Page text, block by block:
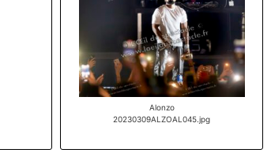
Alonzo
20230309ALZOAL045.jpg